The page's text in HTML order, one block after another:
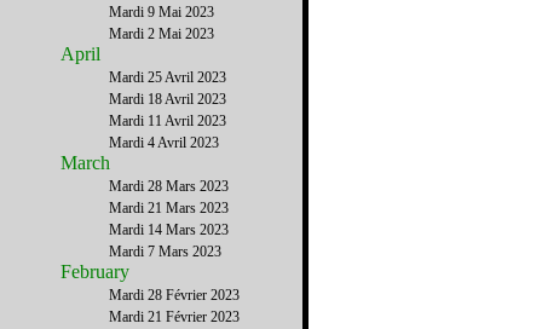
Mardi 9 Mai 2023
Mardi 2 Mai 2023
April
Mardi 25 Avril 2023
Mardi 18 Avril 2023
Mardi 11 Avril 2023
Mardi 4 Avril 2023
March
Mardi 28 Mars 2023
Mardi 21 Mars 2023
Mardi 14 Mars 2023
Mardi 7 Mars 2023
February
Mardi 28 Février 2023
Mardi 21 Février 2023